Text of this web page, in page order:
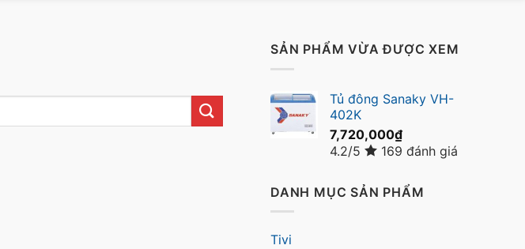
SẢN PHẨM VỪA ĐƯỢC XEM
Tủ đông Sanaky VH-
402K
7,720,000₫
4.2/5
169 đánh giá
DANH MỤC SẢN PHẨM
Tivi